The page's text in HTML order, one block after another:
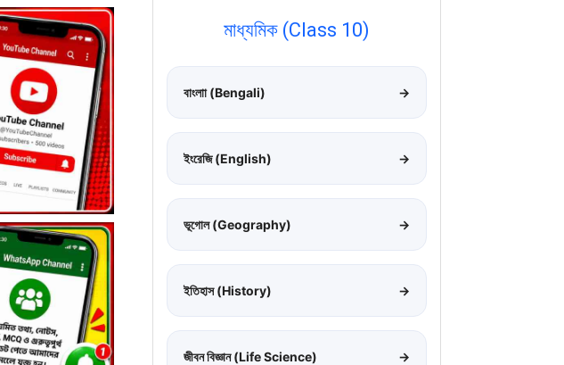
মাধ্যমিক (Class 10)
বাংলাা (Bengali) →
ইংরেজি (English) →
ভূগোল (Geography) →
ইতিহাস (History) →
জীবন বিজ্ঞান (Life Science) →